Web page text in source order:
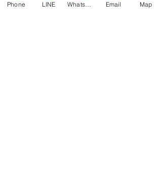
Phone LINE Email Map